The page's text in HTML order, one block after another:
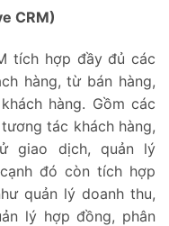
CRM)
tích hợp đầy đủ các
hàng, từ bán hàng,
hàng. Gồm các
tác khách hàng,
giao dịch, quản lý
đó còn tích hợp
quản lý doanh thu,
lý hợp đồng, phân